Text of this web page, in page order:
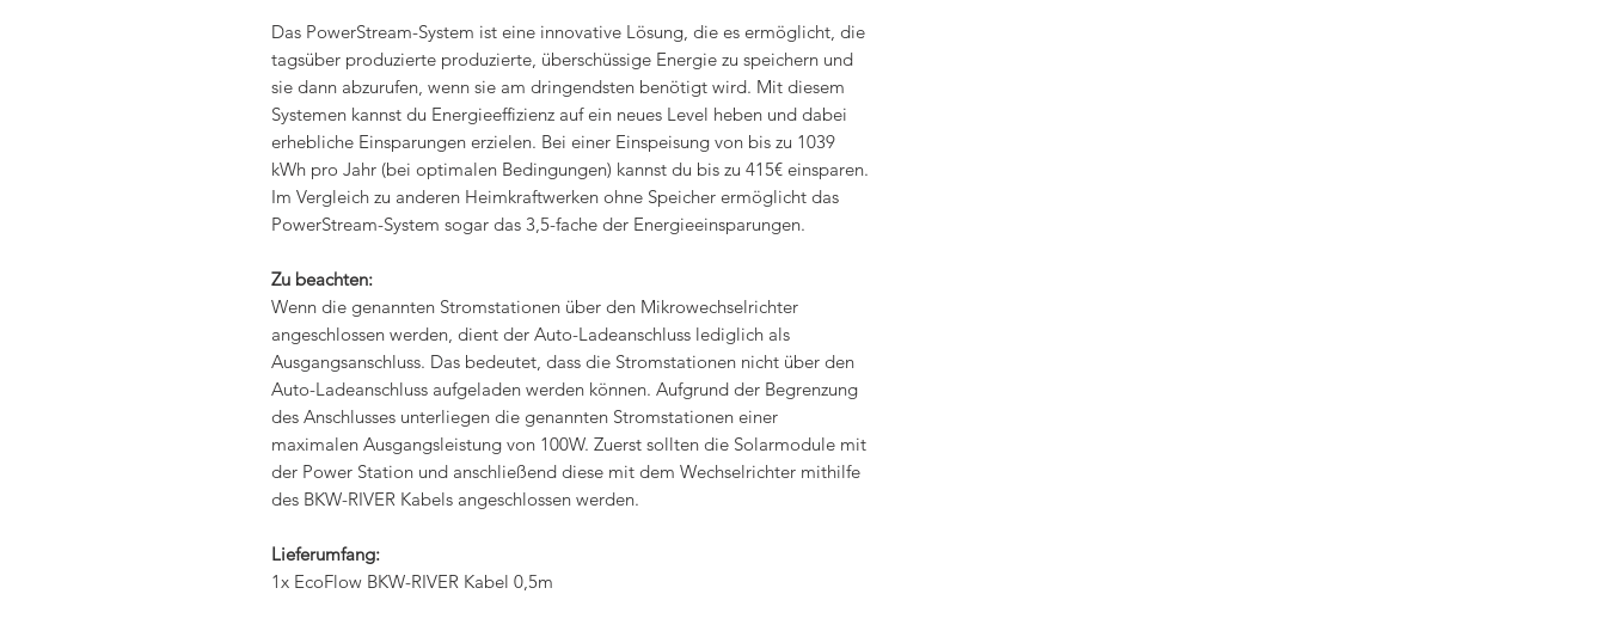
Das PowerStream-System ist eine innovative Lösung, die es ermöglicht, die
tagsüber produzierte produzierte, überschüssige Energie zu speichern und
sie dann abzurufen, wenn sie am dringendsten benötigt wird. Mit diesem
Systemen kannst du Energieeffizienz auf ein neues Level heben und dabei
erhebliche Einsparungen erzielen. Bei einer Einspeisung von bis zu 1039
kWh pro Jahr (bei optimalen Bedingungen) kannst du bis zu 415€ einsparen.
Im Vergleich zu anderen Heimkraftwerken ohne Speicher ermöglicht das
PowerStream-System sogar das 3,5-fache der Energieeinsparungen.
Zu beachten:
Wenn die genannten Stromstationen über den Mikrowechselrichter
angeschlossen werden, dient der Auto-Ladeanschluss lediglich als
Ausgangsanschluss. Das bedeutet, dass die Stromstationen nicht über den
Auto-Ladeanschluss aufgeladen werden können. Aufgrund der Begrenzung
des Anschlusses unterliegen die genannten Stromstationen einer
maximalen Ausgangsleistung von 100W. Zuerst sollten die Solarmodule mit
der Power Station und anschließend diese mit dem Wechselrichter mithilfe
des BKW-RIVER Kabels angeschlossen werden.
Lieferumfang:
1x EcoFlow BKW-RIVER Kabel 0,5m